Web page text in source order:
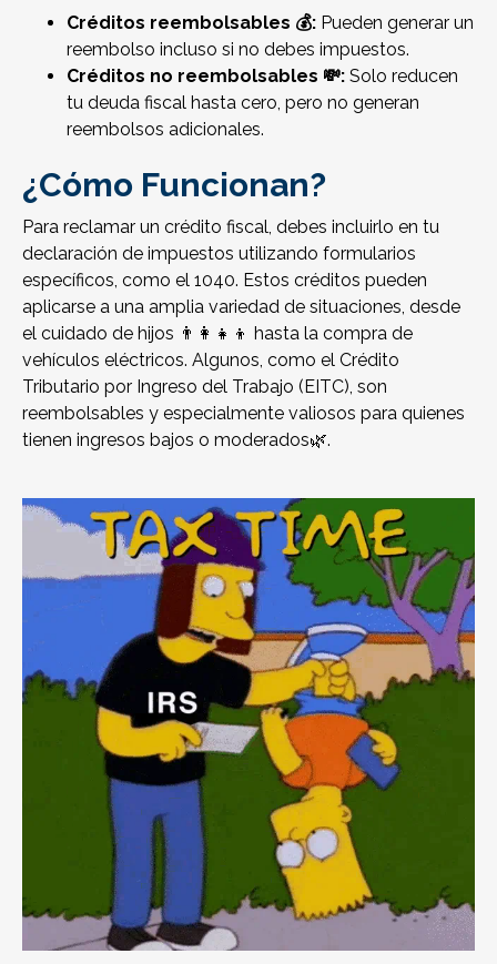
Créditos reembolsables 💰: Pueden generar un
reembolso incluso si no debes impuestos.
Créditos no reembolsables 💸: Solo reducen
tu deuda fiscal hasta cero, pero no generan
reembolsos adicionales.
¿Cómo Funcionan?
Para reclamar un crédito fiscal, debes incluirlo en tu
declaración de impuestos utilizando formularios
específicos, como el 1040. Estos créditos pueden
aplicarse a una amplia variedad de situaciones, desde
el cuidado de hijos 👨‍👩‍👧‍👦 hasta la compra de
vehículos eléctricos. Algunos, como el Crédito
Tributario por Ingreso del Trabajo (EITC), son
reembolsables y especialmente valiosos para quienes
tienen ingresos bajos o moderados🌿.